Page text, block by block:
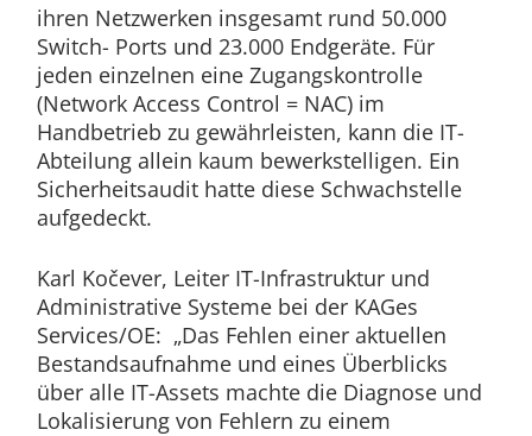
ihren Netzwerken insgesamt rund 50.000
Switch- Ports und 23.000 Endgeräte. Für
jeden einzelnen eine Zugangskontrolle
(Network Access Control = NAC) im
Handbetrieb zu gewährleisten, kann die IT-
Abteilung allein kaum bewerkstelligen. Ein
Sicherheitsaudit hatte diese Schwachstelle
aufgedeckt.
Karl Kočever, Leiter IT-Infrastruktur und
Administrative Systeme bei der KAGes
Services/OE: „Das Fehlen einer aktuellen
Bestandsaufnahme und eines Überblicks
über alle IT-Assets machte die Diagnose und
Lokalisierung von Fehlern zu einem